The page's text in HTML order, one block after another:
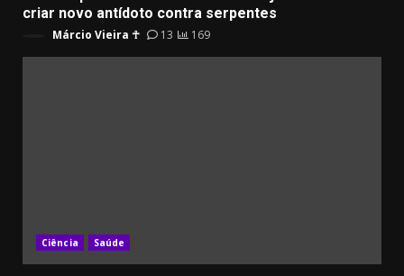
criar novo antídoto contra serpentes
Márcio Vieira ☥ 13 169
Ciência Saúde